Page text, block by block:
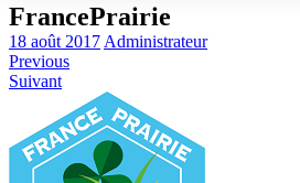
FrancePrairie
18 août 2017 Administrateur
Previous
Suivant